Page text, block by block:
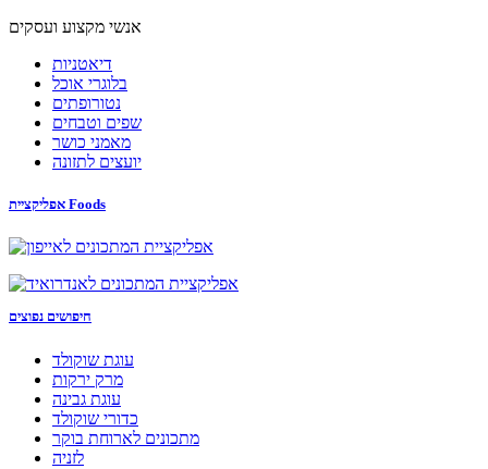
אנשי מקצוע ועסקים
דיאטניות
בלוגרי אוכל
נטורופתים
שפים וטבחים
מאמני כושר
יועצים לתזונה
אפליקציית Foods
חיפושים נפוצים
עוגת שוקולד
מרק ירקות
עוגת גבינה
כדורי שוקולד
מתכונים לארוחת בוקר
לזניה